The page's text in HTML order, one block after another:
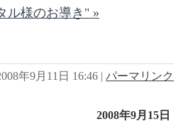
ル様のお導き" »
年9月11日 16:46 | パーマリンク
2008年9月15日